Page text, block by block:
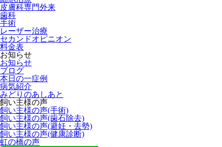
皮膚科専門外来
歯科
手術
レーザー治療
セカンドオピニオン
料金表
お知らせ
お知らせ
ブログ
本日の一症例
病気紹介
みどりのあしあと
飼い主様の声
飼い主様の声(手術)
飼い主様の声(歯石除去)
飼い主様の声(避妊・去勢)
飼い主様の声(健康診断)
虹の橋の声